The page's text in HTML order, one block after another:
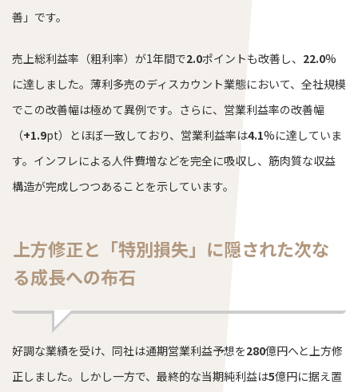
善」です。
売上総利益率（粗利率）が1年間で2.0ポイントも改善し、 22.0%
に達しました。薄利多売のディスカウント業態において、全社規模
でこの改善幅は極めて異例です。さらに、営業利益率の改善幅
（+1.9pt）とほぼ一致しており、営業利益率は4.1%に達していま
す。インフレによる人件費増などを完全に吸収し、筋肉質な収益
構造が完成しつつあることを示しています。
上方修正と「特別損失」に隠された次な
る成長への布石
好調な業績を受け、同社は通期営業利益予想を280億円へと上方修
正しました。しかし一方で、最終的な当期純利益は5億円に据え置